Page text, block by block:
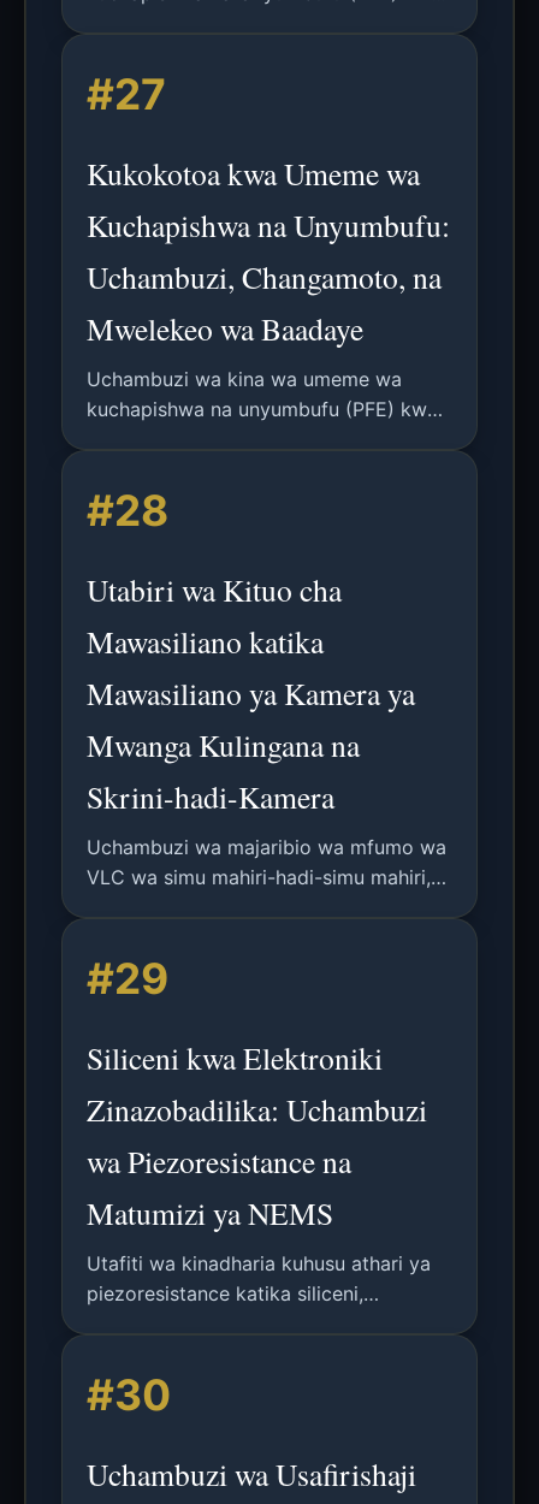
masomo ya mashine, na mwelekeo wa
utafiti wa baadaye.
#27
Kukokotoa kwa Umeme wa
Kuchapishwa na Unyumbufu:
Uchambuzi, Changamoto, na
Mwelekeo wa Baadaye
Uchambuzi wa kina wa umeme wa
kuchapishwa na unyumbufu (PFE) kwa
changamoto, matumizi ya masomo ya
mashine, na mtazamo wa baadaye.
#28
Utabiri wa Kituo cha
Mawasiliano katika
Mawasiliano ya Kamera ya
Mwanga Kulingana na
Skrini-hadi-Kamera
Uchambuzi wa majaribio wa mfumo wa
VLC wa simu mahiri-hadi-simu mahiri,
mawasiliano kwenye kiungo cha
sentimita 20.
#29
Siliceni kwa Elektroniki
Zinazobadilika: Uchambuzi
wa Piezoresistance na
Matumizi ya NEMS
Utafiti wa kinadharia kuhusu athari ya
piezoresistance katika siliceni,
zinazobadilika na vipimio vya
kumbukumbu vya piezoresistance
#30
Uchambuzi wa Usafirishaji